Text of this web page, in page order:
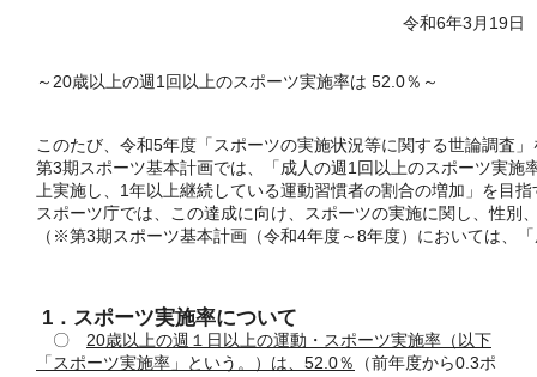
令和6年3月19日
～20歳以上の週1回以上のスポーツ実施率は 52.0％～
このたび、令和5年度「スポーツの実施状況等に関する世論調査
第3期スポーツ基本計画では、「成人の週1回以上のスポーツ実
上実施し、1年以上継続している運動習慣者の割合の増加」を目
スポーツ庁では、この達成に向け、スポーツの実施に関し、性
（※第3期スポーツ基本計画（令和4年度～8年度）においては、
1．スポーツ実施率について
〇 20歳以上の週１日以上の運動・スポーツ実施率（以下
「スポーツ実施率」という。）は、52.0％
（前年度から0.3ポ